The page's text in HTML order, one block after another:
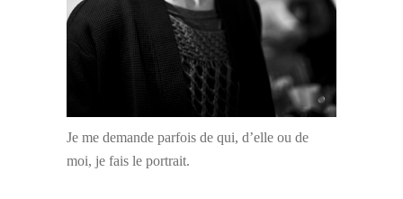
Je me demande parfois de qui, d’elle ou de
moi, je fais le portrait.